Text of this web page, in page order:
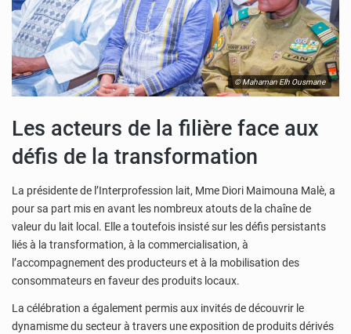
© Mahaman Elh Ousmane
Les acteurs de la filière face aux
défis de la transformation
La présidente de l’Interprofession lait, Mme Diori Maimouna Malè, a
pour sa part mis en avant les nombreux atouts de la chaîne de
valeur du lait local. Elle a toutefois insisté sur les défis persistants
liés à la transformation, à la commercialisation, à
l’accompagnement des producteurs et à la mobilisation des
consommateurs en faveur des produits locaux.
La célébration a également permis aux invités de découvrir le
dynamisme du secteur à travers une exposition de produits dérivés